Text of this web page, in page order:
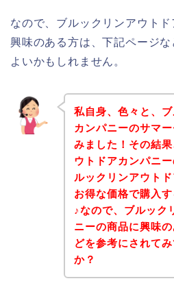
なので、ブルックリンアウト
興味のある方は、下記ページ
よいかもしれません。
私自身、色々と、
カンパニーのサマ
みました！その結
ウトドアカンパニ
ルックリンアウト
お得な価格で購入
♪なので、ブルック
ニーの商品に興味
どを参考にされて
か？